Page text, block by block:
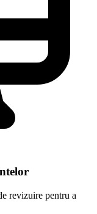
revizuire pentru a